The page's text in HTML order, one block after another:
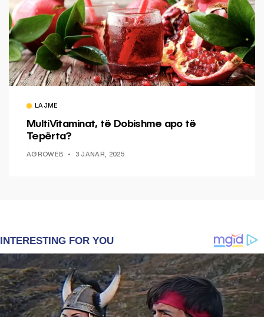
LAJME
MultiVitaminat, të Dobishme apo të
Tepërta?
AGROWEB 3 JANAR, 2025